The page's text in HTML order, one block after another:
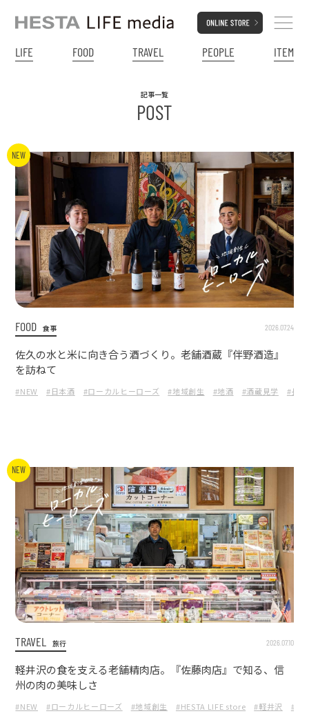
LIFE FOOD TRAVEL PEOPLE ITEM
記事一覧
POST
NEW
FOOD 食事 2026.07.24
佐久の水と米に向き合う酒づくり。老舗酒蔵『伴野酒造』
を訪ねて
#NEW #日本酒 #ローカルヒーローズ #地域創生 #地酒 #酒蔵見学 #長
NEW
TRAVEL 旅行 2026.07.10
軽井沢の食を支える老舗精肉店。『佐藤肉店』で知る、信
州の肉の美味しさ
#NEW #ローカルヒーローズ #地域創生 #HESTA LIFE store #軽井沢 #長